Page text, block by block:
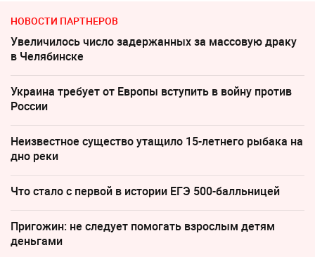
НОВОСТИ ПАРТНЕРОВ
Увеличилось число задержанных за массовую драку
в Челябинске
Украина требует от Европы вступить в войну против
России
Неизвестное существо утащило 15-летнего рыбака на
дно реки
Что стало с первой в истории ЕГЭ 500-балльницей
Пригожин: не следует помогать взрослым детям
деньгами